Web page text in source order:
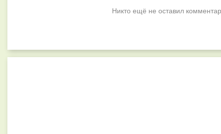
Никто ещё не оставил